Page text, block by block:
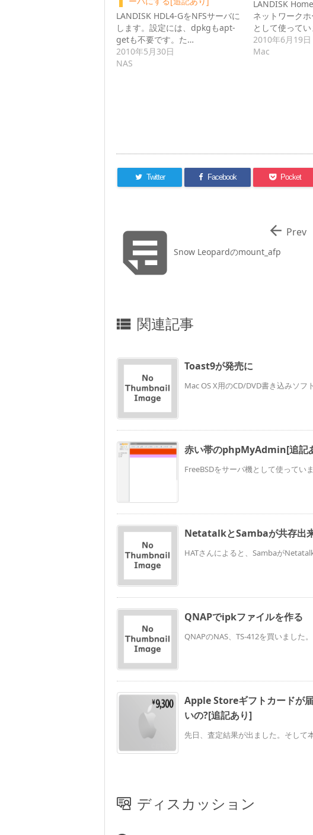
LANDISK HDL4-GをNFSサーバに
します。設定には、dpkgもapt-
getも不要です。た…
2010年5月30日
NAS
LANDISK
ネットワーク
として使って
2010年6月19日
Mac
Twitter Facebook Pocket
Snow Leopardのmount_afp
 Prev
 関連記事
Toast9が発売に
Mac OS X用のCD/DVD書き込みソフ
赤い帯のphpMyAdmin[追記
FreeBSDをサーバ機として使ってい
NetatalkとSambaが共存出
HATさんによると、Sambaが
QNAPでipkファイルを作る
QNAPのNAS、TS-412を買いました
Apple Storeギフトカードが
いの?[追記あり]
先日、査定結果が出ました。そして
ディスカッション